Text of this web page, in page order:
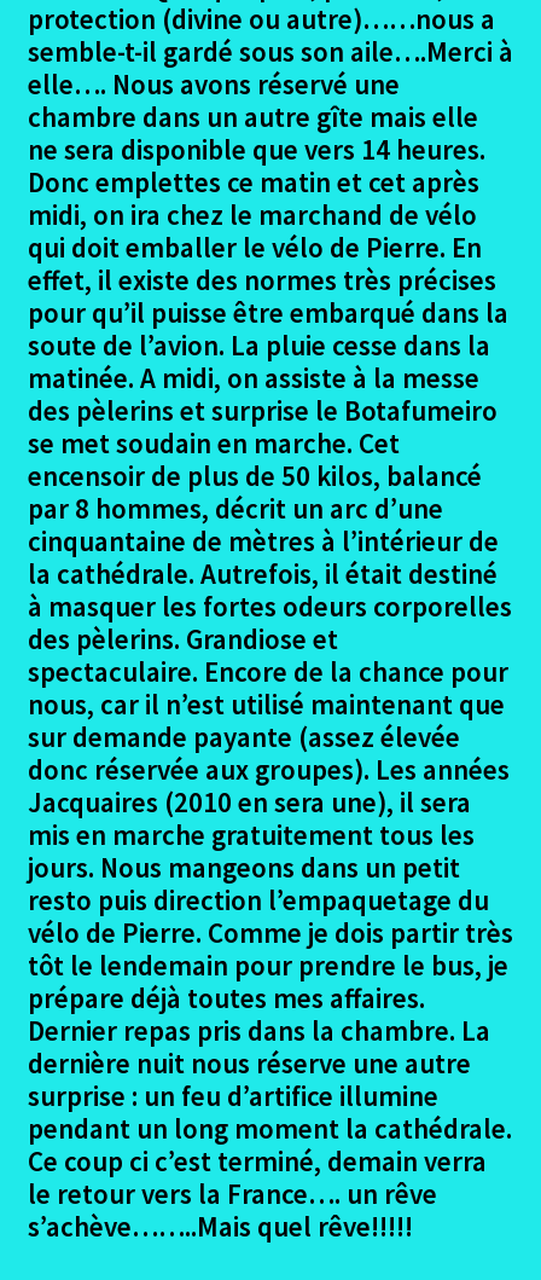
Si c’était à refaire – Le puy
Liste matériel emporté – Le Puy
Arles – Fisterra en 2014
Ouvrir
enfant
Irun – Santiago en 2015
menu
enfant
Lisbonne – Santiago en 2016
menu
enfant
Madrid – Santiago en 2017
Ouvrir
le
menu
enfant
Seville – Santiago en 2018
le
menu
enfant
Eurovelo6
Ouvrir
le
enfant
Autres trajets VTT
Ouvrir
le
menu
enfant
Randonnées pédestres
Ouvrir
le
enfant
Me contacter
protection (divine ou autre)……nous a
semble-t-il gardé sous son aile….Merci à
elle…. Nous avons réservé une
chambre dans un autre gîte mais elle
ne sera disponible que vers 14 heures.
Donc emplettes ce matin et cet après
midi, on ira chez le marchand de vélo
qui doit emballer le vélo de Pierre. En
effet, il existe des normes très précises
pour qu’il puisse être embarqué dans la
soute de l’avion. La pluie cesse dans la
matinée. A midi, on assiste à la messe
des pèlerins et surprise le Botafumeiro
se met soudain en marche. Cet
encensoir de plus de 50 kilos, balancé
par 8 hommes, décrit un arc d’une
cinquantaine de mètres à l’intérieur de
la cathédrale. Autrefois, il était destiné
à masquer les fortes odeurs corporelles
des pèlerins. Grandiose et
spectaculaire. Encore de la chance pour
nous, car il n’est utilisé maintenant que
sur demande payante (assez élevée
donc réservée aux groupes). Les années
Jacquaires (2010 en sera une), il sera
mis en marche gratuitement tous les
jours. Nous mangeons dans un petit
resto puis direction l’empaquetage du
vélo de Pierre. Comme je dois partir très
tôt le lendemain pour prendre le bus, je
prépare déjà toutes mes affaires.
Dernier repas pris dans la chambre. La
dernière nuit nous réserve une autre
surprise : un feu d’artifice illumine
pendant un long moment la cathédrale.
Ce coup ci c’est terminé, demain verra
le retour vers la France…. un rêve
s’achève……..Mais quel rêve!!!!!